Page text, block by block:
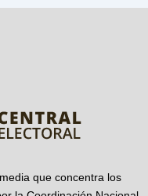
que concentra los